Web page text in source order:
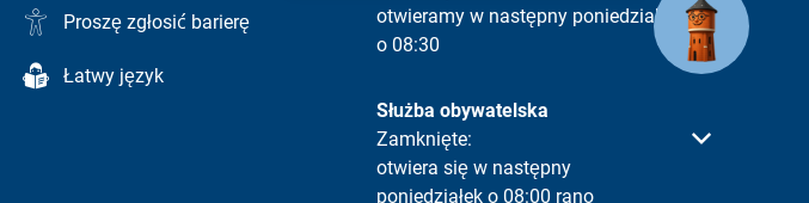
Proszę zgłosić barierę
Łatwy język
otwieramy w następny poniedziałek
o 08:30
Służba obywatelska
Proszę kliknąć, aby ukryć inne godziny otwarcia
Zamknięte:
otwiera się w następny
poniedziałek o 08:00 rano